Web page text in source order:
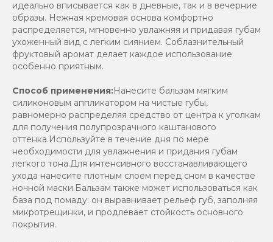
идеально вписывается как в дневные, так и в вечерние
образы. Нежная кремовая основа комфортно
распределяется, мгновенно увлажняя и придавая губам
ухоженный вид с легким сиянием. Соблазнительный
фруктовый аромат делает каждое использование
особенно приятным.
Способ применения:Нанесите бальзам мягким
силиконовым аппликатором на чистые губы,
равномерно распределяя средство от центра к уголкам
для получения полупрозрачного каштанового
оттенка.Используйте в течение дня по мере
необходимости для увлажнения и придания губам
легкого тона.Для интенсивного восстанавливающего
ухода нанесите плотным слоем перед сном в качестве
ночной маски.Бальзам также может использоваться как
база под помаду: он выравнивает рельеф губ, заполняя
микротрещинки, и продлевает стойкость основного
покрытия.